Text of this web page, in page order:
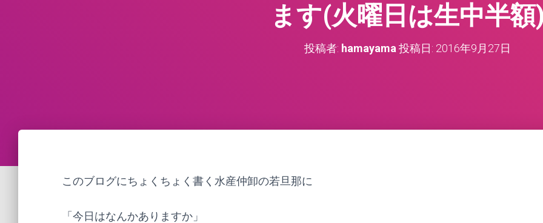
ます(火曜日は生中半額
投稿者: hamayama 投稿日: 2016年9月27日
このブログにちょくちょく書く水産仲卸の若旦那に
「今日はなんかありますか」